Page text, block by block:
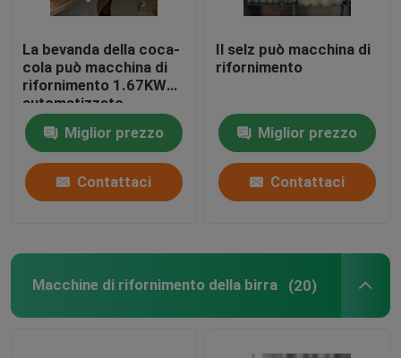
Stampatrice della data di scadenza
etichettatrice dell'autoadesivo
Impacchettatrici automatizzate
La bevanda della coca-
cola può macchina di
rifornimento 1.67KW
automatizzato,
macchina di
rifornimento della
bevanda
Miglior prezzo
Contattaci
Il selz può macchina di
rifornimento
Miglior prezzo
Contattaci
Macchine di rifornimento della birra (20)